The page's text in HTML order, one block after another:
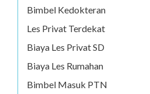
Bimbel Kedokteran
Les Privat Terdekat
Biaya Les Privat SD
Biaya Les Rumahan
Bimbel Masuk PTN